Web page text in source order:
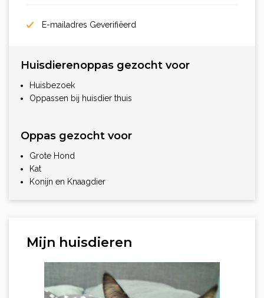
E-mailadres Geverifiëerd
Huisdierenoppas gezocht voor
Huisbezoek
Oppassen bij huisdier thuis
Oppas gezocht voor
Grote Hond
Kat
Konijn en Knaagdier
Mijn huisdieren